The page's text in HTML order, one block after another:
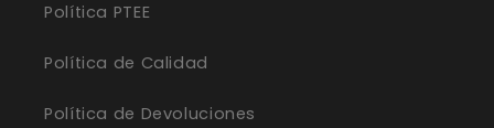
Política PTEE
Política de Calidad
Política de Devoluciones